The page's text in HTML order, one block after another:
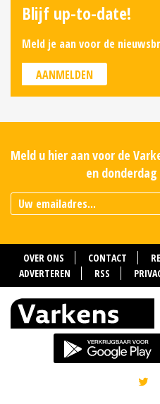
Blijf up-to-date!
Meld je aan voor de
AANMELDEN
Meld u hier aan voor de
en
OVER ONS CONTACT
ADVERTEREN
RSS